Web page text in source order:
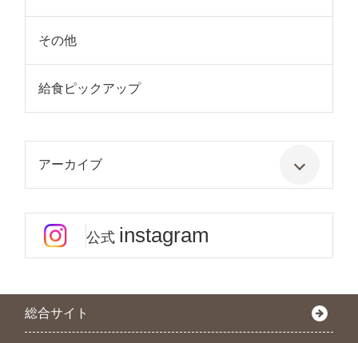
その他
給食ピックアップ
アーカイブ
公式 instagram
総合サイト